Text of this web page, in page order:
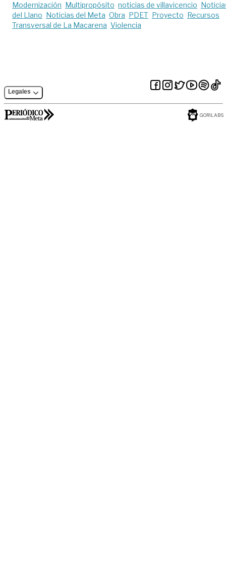
Modernización Multipropósito noticias de villavicencio
del Llano Noticias del Meta Obra PDET Proyecto Recursos
Transversal de La Macarena Violencia
Legales
GORILABS